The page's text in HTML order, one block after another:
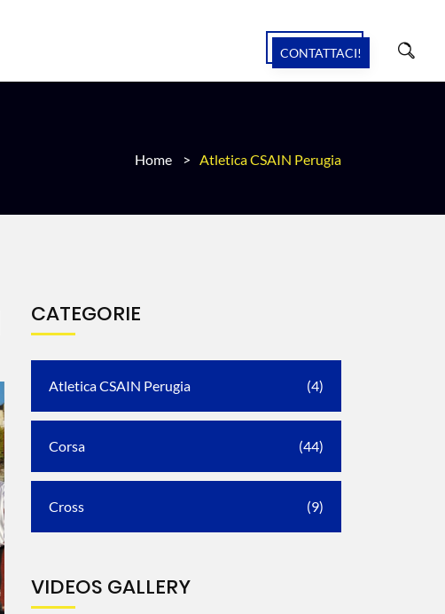
CONTATTACI!
Home > Atletica CSAIN Perugia
CATEGORIE
Atletica CSAIN Perugia (4)
Corsa (44)
Cross (9)
VIDEOS GALLERY